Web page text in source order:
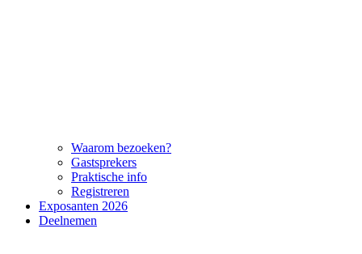
Waarom bezoeken?
Gastsprekers
Praktische info
Registreren
Exposanten 2026
Deelnemen